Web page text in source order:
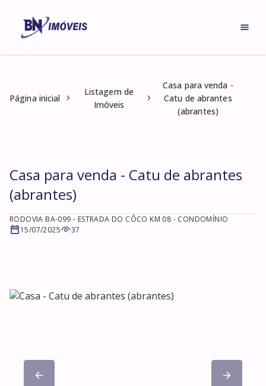
Página inicial
Listagem de
Imóveis
Casa para venda -
Catu de abrantes
(abrantes)
Casa para venda - Catu de abrantes
(abrantes)
RODOVIA BA-099 - ESTRADA DO CÔCO KM 08 - CONDOMÍNIO
15/07/2025
37